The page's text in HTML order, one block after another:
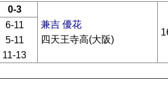
0-3
兼吉 優花
四天王寺高(大阪)
6-11
5-11
11-13